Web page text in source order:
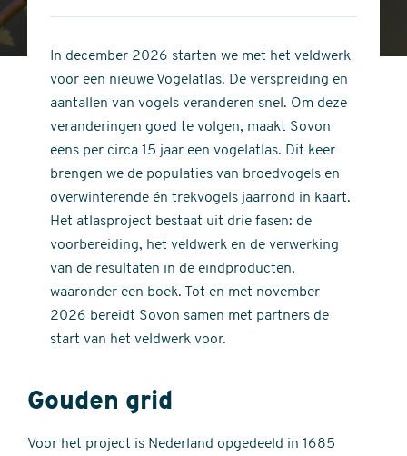
stars
of
stars
In december 2026 starten we met het veldwerk
voor een nieuwe Vogelatlas. De verspreiding en
aantallen van vogels veranderen snel. Om deze
veranderingen goed te volgen, maakt Sovon
eens per circa 15 jaar een vogelatlas. Dit keer
brengen we de populaties van broedvogels en
overwinterende én trekvogels jaarrond in kaart.
Het atlasproject bestaat uit drie fasen: de
voorbereiding, het veldwerk en de verwerking
van de resultaten in de eindproducten,
waaronder een boek. Tot en met november
2026 bereidt Sovon samen met partners de
start van het veldwerk voor.
Gouden grid
Voor het project is Nederland opgedeeld in 1685